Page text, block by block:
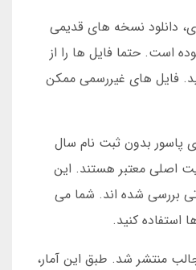
دانلود نسخه های قدیمی
است. حتما فایل ها را از
فایل های غیررسمی ممکن
پاسور بدون ثبت نام سال
می دهد 7 سایت اصلی معتبر هستند. این
بررسی شده اند. شما می
استفاده کنید.
یک آمار جالب منتشر شد. طبق این آمار،